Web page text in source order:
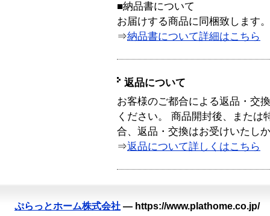
■納品書について
お届けする商品に同梱致します。
⇒納品書について詳細はこちら
返品について
お客様のご都合による返品・交
ください。 商品開封後、または
合、返品・交換はお受けいたし
⇒返品について詳しくはこちら
ぷらっとホーム株式会社 — https://www.plathome.co.jp/